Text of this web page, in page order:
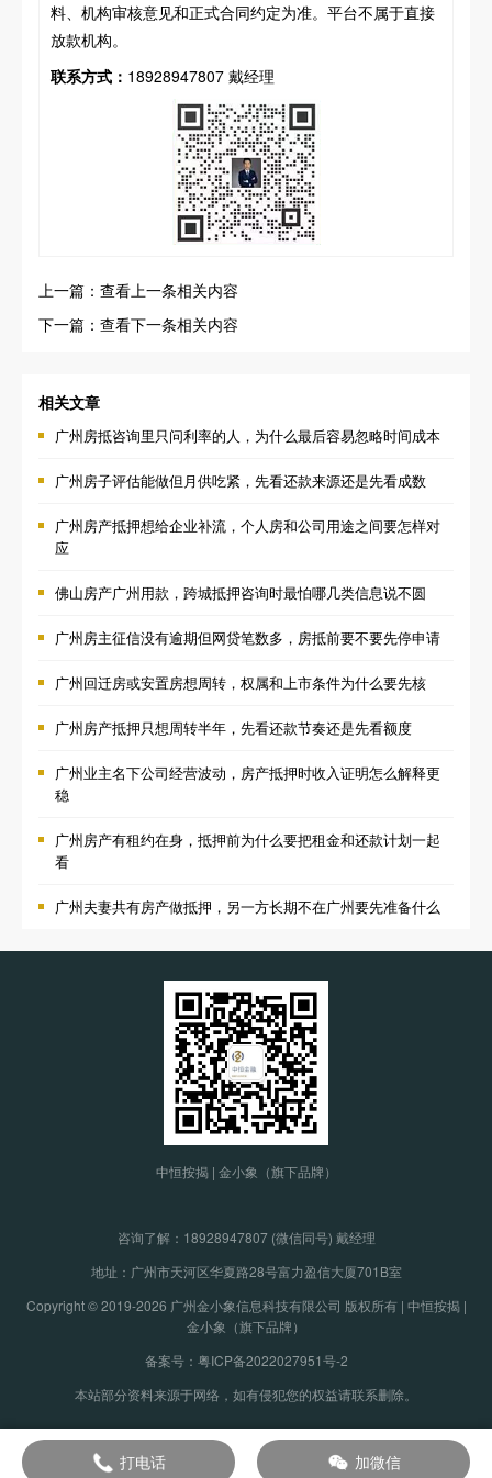
料、机构审核意见和正式合同约定为准。平台不属于直接
放款机构。
联系方式： 18928947807 戴经理
上一篇：查看上一条相关内容
下一篇：查看下一条相关内容
相关文章
广州房抵咨询里只问利率的人，为什么最后容易忽略时间成本
广州房子评估能做但月供吃紧，先看还款来源还是先看成数
广州房产抵押想给企业补流，个人房和公司用途之间要怎样对
应
佛山房产广州用款，跨城抵押咨询时最怕哪几类信息说不圆
广州房主征信没有逾期但网贷笔数多，房抵前要不要先停申请
广州回迁房或安置房想周转，权属和上市条件为什么要先核
广州房产抵押只想周转半年，先看还款节奏还是先看额度
广州业主名下公司经营波动，房产抵押时收入证明怎么解释更
稳
广州房产有租约在身，抵押前为什么要把租金和还款计划一起
看
广州夫妻共有房产做抵押，另一方长期不在广州要先准备什么
中恒按揭 | 金小象（旗下品牌）
咨询了解： 18928947807 (微信同号) 戴经理
地址：广州市天河区华夏路28号富力盈信大厦701B室
Copyright © 2019-2026 广州金小象信息科技有限公司 版权所有 | 中恒按揭 |
金小象（旗下品牌）
备案号：粤ICP备2022027951号-2
本站部分资料来源于网络，如有侵犯您的权益请联系删除。
打电话 加微信